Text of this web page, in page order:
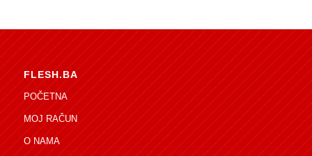
FLESH.BA
POČETNA
MOJ RAČUN
O NAMA